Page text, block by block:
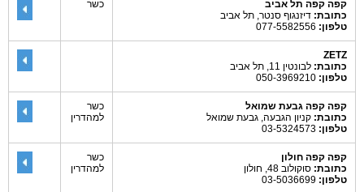
קפה קפה תל אביב
כתובת: דיזנגוף סנטר, תל אביב
טלפון:
כשר
ZETZ
כתובת: לבונטין 11, תל אביב
טלפון:
קפה קפה גבעת שמואל
כתובת: קניון הגבעה, גבעת שמואל
טלפון:
כשר
למהדרין
קפה קפה חולון
כתובת: סוקולוב 48, חולון
טלפון:
כשר
למהדרין